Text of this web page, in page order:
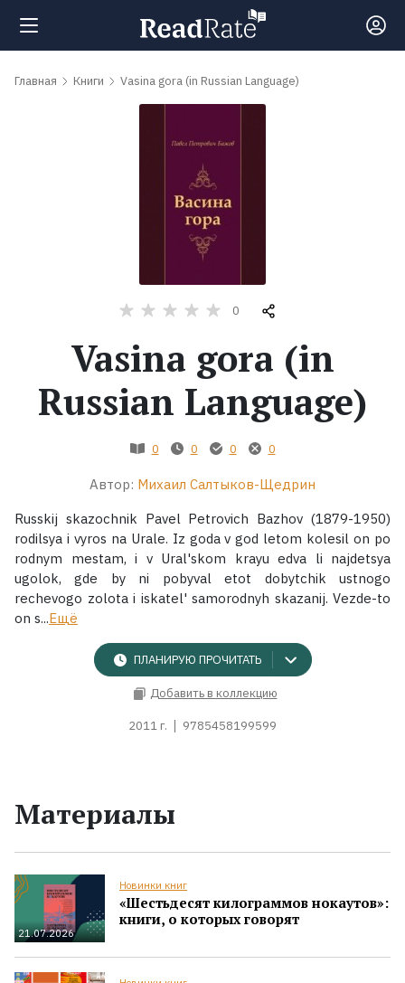
Поиск
Авторы
Экранизации
Коллекции
Главная Книги Vasina gora (in Russian Language)
0
Vasina gora (in
Russian Language)
0 0 0 0
Автор: Михаил Салтыков-Щедрин
Russkij skazochnik Pavel Petrovich Bazhov (1879-1950)
rodilsya i vyros na Urale. Iz goda v god letom kolesil on po
rodnym mestam, i v Ural'skom krayu edva li najdetsya
ugolok, gde by ni pobyval etot dobytchik ustnogo
rechevogo zolota i iskatel' samorodnyh skazanij. Vezde-to
on s...Ещё
ПЛАНИРУЮ ПРОЧИТАТЬ
Добавить в коллекцию
2011 г. 9785458199599
Материалы
21.07.2026
Новинки книг
«Шестьдесят килограммов нокаутов»:
книги, о которых говорят